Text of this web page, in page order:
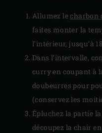
Allumez lecharbon
faites monter la
l’intérieur, jusqu’à
Dans l’intervalle,
curry en coupant à
doubeurres pour
(conservez les
Épluchez la partie
découpez la chair